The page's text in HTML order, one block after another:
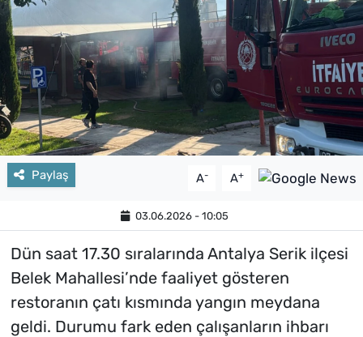
Paylaş A- A+
03.06.2026 - 10:05
Dün saat 17.30 sıralarında Antalya Serik ilçesi
Belek Mahallesi’nde faaliyet gösteren
restoranın çatı kısmında yangın meydana
geldi. Durumu fark eden çalışanların ihbarı